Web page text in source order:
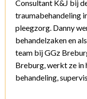
Consultant K&J bij
traumabehandeling
pleegzorg. Danny
behandelzaken en
team bij GGz
Breburg, werkt ze in
behandeling,